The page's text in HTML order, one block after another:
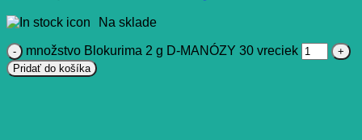
Na sklade
množstvo Blokurima 2 g D-MANÓZY 30 vreciek
Pridať do košíka